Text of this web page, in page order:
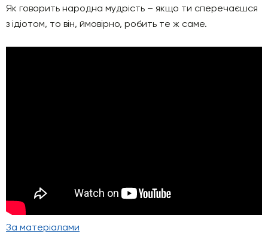
Як говорить народна мудрість – якщо ти сперечаєшся
з ідіотом, то він, ймовірно, робить те ж саме.
За матеріалами